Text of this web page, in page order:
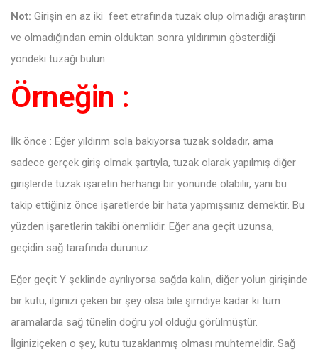
Not: Girişin en az iki feet etrafında tuzak olup olmadığı araştırın
ve olmadığından emin olduktan sonra yıldırımın gösterdiği
yöndeki tuzağı bulun.
Örneğin :
İlk önce : Eğer yıldırım sola bakıyorsa tuzak soldadır, ama
sadece gerçek giriş olmak şartıyla, tuzak olarak yapılmış diğer
girişlerde tuzak işaretin herhangi bir yönünde olabilir, yani bu
takip ettiğiniz önce işaretlerde bir hata yapmışsınız demektir. Bu
yüzden işaretlerin takibi önemlidir. Eğer ana geçit uzunsa,
geçidin sağ tarafında durunuz.
Eğer geçit Y şeklinde ayrılıyorsa sağda kalın, diğer yolun girişinde
bir kutu, ilginizi çeken bir şey olsa bile şimdiye kadar ki tüm
aramalarda sağ tünelin doğru yol olduğu görülmüştür.
İlginiziçeken o şey, kutu tuzaklanmış olması muhtemeldir. Sağ